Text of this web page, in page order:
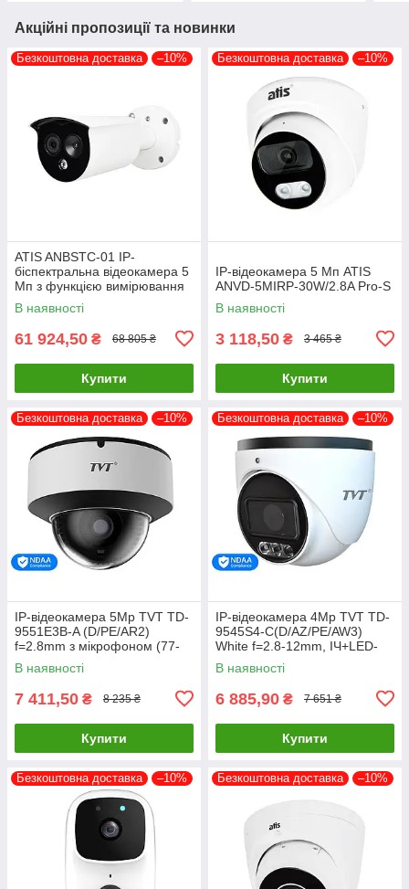
Акційні пропозиції та новинки
Безкоштовна доставка –10%
ATIS ANBSTC-01 IP-
біспектральна відеокамера 5
Мп з функцією вимірювання
температури тіла
В наявності
61 924,50 ₴ 68 805 ₴
Купити
Безкоштовна доставка –10%
IP-відеокамера 5 Мп ATIS
ANVD-5MIRP-30W/2.8A Pro-S
В наявності
3 118,50 ₴ 3 465 ₴
Купити
Безкоштовна доставка –10%
IP-відеокамера 5Mp TVT TD-
9551E3B-A (D/PE/AR2)
f=2.8mm з мікрофоном (77-
00341)
В наявності
7 411,50 ₴ 8 235 ₴
Купити
Безкоштовна доставка –10%
IP-відеокамера 4Mp TVT TD-
9545S4-C(D/AZ/PE/AW3)
White f=2.8-12mm, ІЧ+LED-
підсвічування, з мікрофоном
(77-00372)
В наявності
6 885,90 ₴ 7 651 ₴
Купити
Безкоштовна доставка –10% Безкоштовна доставка –10%